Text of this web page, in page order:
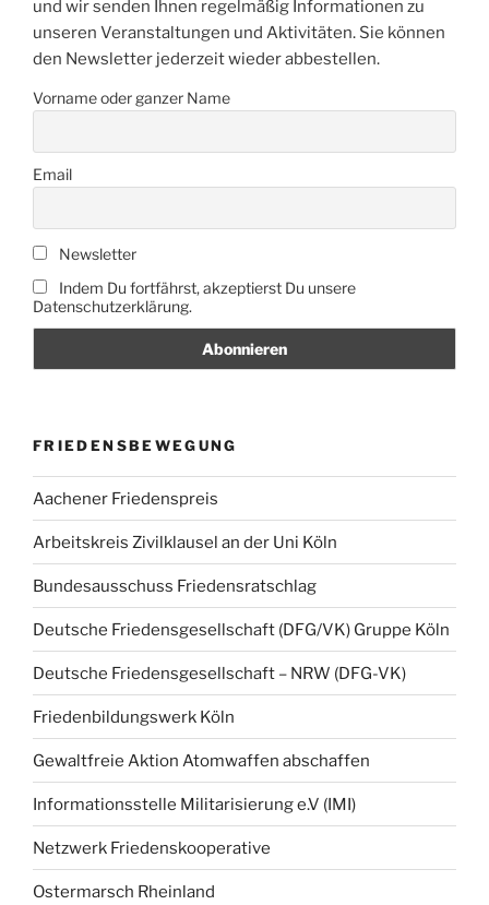
und wir senden Ihnen regelmäßig Informationen zu
unseren Veranstaltungen und Aktivitäten. Sie können
den Newsletter jederzeit wieder abbestellen.
Vorname oder ganzer Name
Email
Newsletter
Indem Du fortfährst, akzeptierst Du unsere
Datenschutzerklärung.
FRIEDENSBEWEGUNG
Aachener Friedenspreis
Arbeitskreis Zivilklausel an der Uni Köln
Bundesausschuss Friedensratschlag
Deutsche Friedensgesellschaft (DFG/VK) Gruppe Köln
Deutsche Friedensgesellschaft – NRW (DFG-VK)
Friedenbildungswerk Köln
Gewaltfreie Aktion Atomwaffen abschaffen
Informationsstelle Militarisierung e.V (IMI)
Netzwerk Friedenskooperative
Ostermarsch Rheinland